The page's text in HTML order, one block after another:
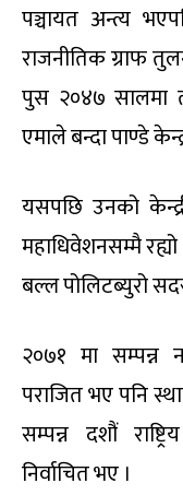
पञ्चायत अन्त्य
राजनीतिक ग्राफ
पुस २०४७ सालमा
एमाले बन्दा पाण्डे
यसपछि उनको
महाधिवेशनसम्मै
बल्ल पोलिटब्युरो
२०७१ मा सम्पन्न
पराजित भए पनि
सम्पन्न दशौं
निर्वाचित भए ।